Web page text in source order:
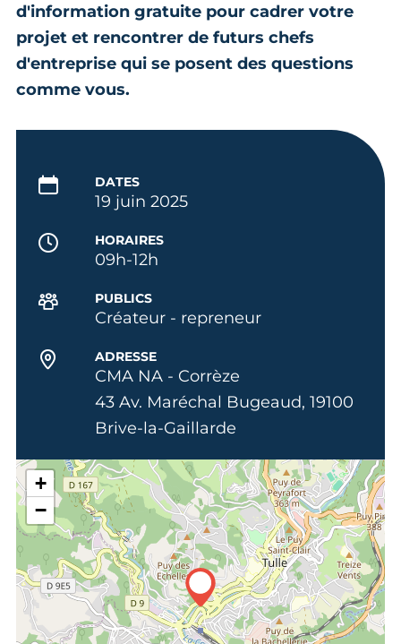
d'information gratuite pour cadrer votre
projet et rencontrer de futurs chefs
d'entreprise qui se posent des questions
comme vous.
DATES
19 juin 2025
HORAIRES
09h-12h
PUBLICS
Créateur - repreneur
ADRESSE
CMA NA - Corrèze
43 Av. Maréchal Bugeaud, 19100
Brive-la-Gaillarde
+
−